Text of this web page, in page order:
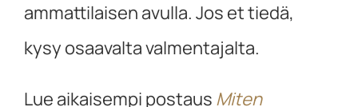
ammattilaisen avulla. Jos et tiedä,
kysy osaavalta valmentajalta.
Lue aikaisempi postaus Miten